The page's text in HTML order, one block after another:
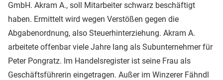
GmbH. Akram A., soll Mitarbeiter schwarz beschäftigt
haben. Ermittelt wird wegen Verstößen gegen die
Abgabenordnung, also Steuerhinterziehung. Akram A.
arbeitete offenbar viele Jahre lang als Subunternehmer für
Peter Pongratz. Im Handelsregister ist seine Frau als
Geschäftsführerin eingetragen. Außer im Winzerer Fähndl